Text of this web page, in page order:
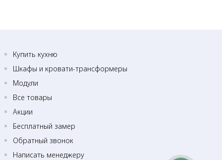
Купить кухню
Шкафы и кровати-трансформеры
Модули
Все товары
Акции
Бесплатный замер
Обратный звонок
Написать менеджеру